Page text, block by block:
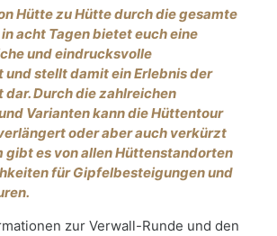
Hütte zu Hütte durch die gesamte
acht Tagen bietet euch eine
und eindrucksvolle
stellt damit ein Erlebnis der
dar. Durch die zahlreichen
Varianten kann die Hüttentour
oder aber auch verkürzt
gibt es von allen Hüttenstandorten
für Gipfelbesteigungen und
zur Verwall-Runde und den